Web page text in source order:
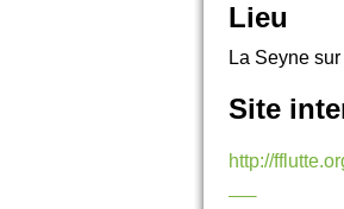
Lieu
La Seyne
Site
http://